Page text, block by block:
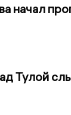
начал
Тулой